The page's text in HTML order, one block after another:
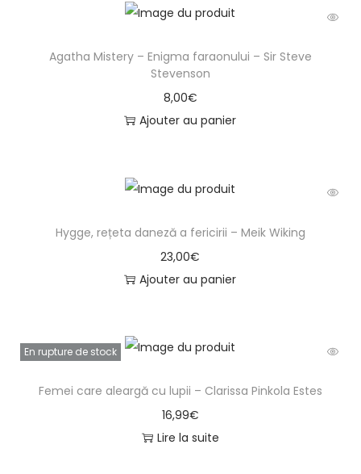
Agatha Mistery – Enigma faraonului – Sir Steve
Stevenson
8,00€
Ajouter au panier
Hygge, rețeta daneză a fericirii – Meik Wiking
23,00€
Ajouter au panier
En rupture de stock
Femei care aleargă cu lupii – Clarissa Pinkola Estes
16,99€
Lire la suite